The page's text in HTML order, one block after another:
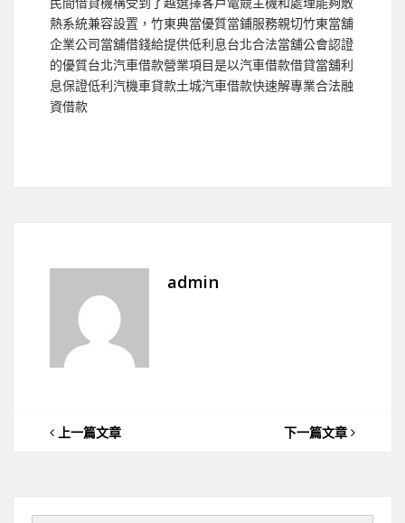
熱系統兼容設置，竹東典當優質當鋪服務親切竹東當舖
企業公司當舖借錢給提供低利息台北合法當舖公會認證
的優質台北汽車借款營業項目是以汽車借款借貸當舖利
息保證低利汽機車貸款土城汽車借款快速解專業合法融
資借款
admin
上一篇文章 下一篇文章